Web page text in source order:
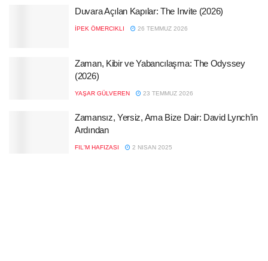
Duvara Açılan Kapılar: The Invite (2026)
İPEK ÖMERCIKLI 26 TEMMUZ 2026
Zaman, Kibir ve Yabancılaşma: The Odyssey
(2026)
YAŞAR GÜLVEREN 23 TEMMUZ 2026
Zamansız, Yersiz, Ama Bize Dair: David Lynch’in
Ardından
FIL'M HAFIZASI 2 NISAN 2025